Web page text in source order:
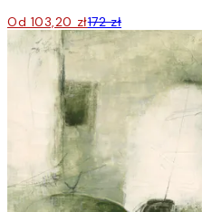
Od 103,20 zł172 zł